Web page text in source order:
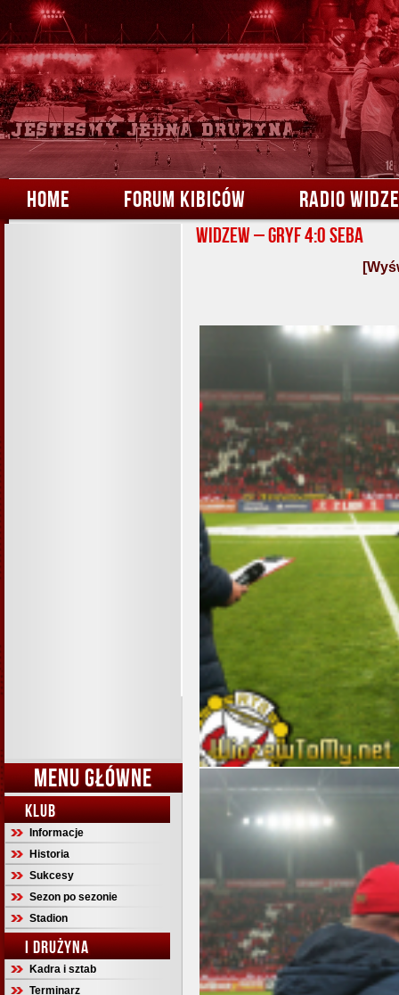
HOME FORUM KIBICÓW RADIO
MENU GŁÓWNE
KLUB
Informacje
Historia
Sukcesy
Sezon po sezonie
Stadion
I DRUŻYNA
Kadra i sztab
Terminarz
Widzew – Gryf 4:0 Seba